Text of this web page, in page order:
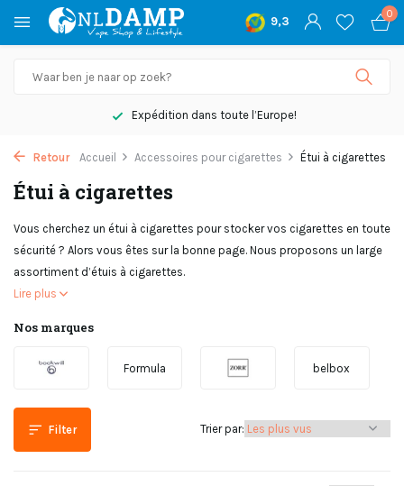
9,3
0
Pas satisfait, remboursement
Retour Accueil Accessoires pour cigarettes Étui à cigarettes
Étui à cigarettes
Vous cherchez un étui à cigarettes pour stocker vos cigarettes en toute
sécurité ? Alors vous êtes sur la bonne page. Nous proposons un large
assortiment d’étuis à cigarettes.
Lire plus
Nos marques
Formula belbox
Filter Trier par: